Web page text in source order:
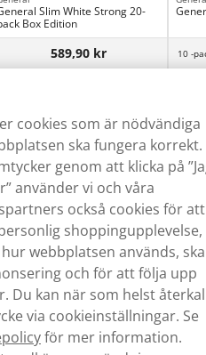
Slim White Strong 20-
Box Edition
589,90 kr 10 -
tobaksprodukt kan vara
och är
under 18 år.
cookies som är nödvändiga
ska fungera korrekt.
genom att klicka på
använder vi och våra
också cookies för att
shoppingupplevelse,
webbplatsen används,
och för att följa upp
Du kan när som helst
via cookieinställningar. Se
för mer information.